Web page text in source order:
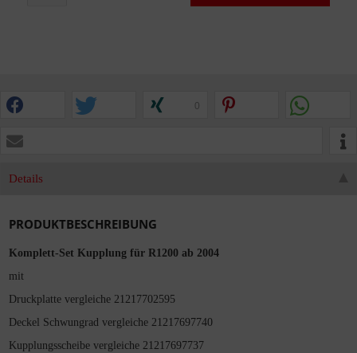
0
Details
PRODUKTBESCHREIBUNG
Komplett-Set Kupplung für R1200 ab 2004
mit
Druckplatte vergleiche 21217702595
Deckel Schwungrad vergleiche 21217697740
Kupplungsscheibe vergleiche 21217697737